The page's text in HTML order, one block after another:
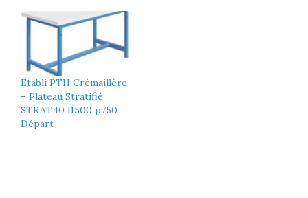
Etabli PTH Crémaillère
– Plateau Stratifié
STRAT40 l1500 p750
Départ